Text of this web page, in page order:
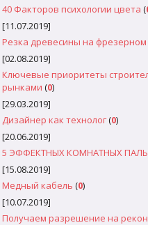
40 Факторов психологии цвета (
[11.07.2019]
Резка древесины на фрезерном
[02.08.2019]
Ключевые приоритеты
рынками (0)
[29.03.2019]
Дизайнер как технолог(0)
[20.06.2019]
5 ЭФФЕКТНЫХ КОМНАТНЫХ
[15.08.2019]
Медный кабель (0)
[10.07.2019]
Получаем разрешение на